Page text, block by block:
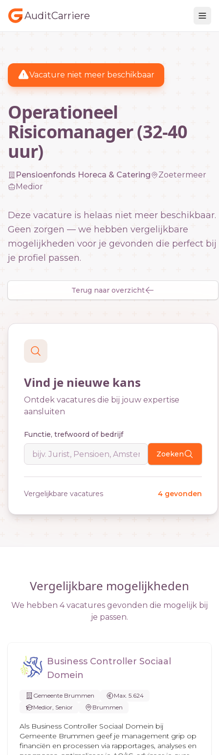
AuditCarriere
Vacature niet meer beschikbaar
Operationeel
Risicomanager (32-40
uur)
Pensioenfonds Horeca & Catering
Zoetermeer
Medior
Deze vacature is helaas niet meer beschikbaar.
Geen zorgen — we hebben vergelijkbare
mogelijkheden voor je gevonden die perfect bij
je profiel passen.
Terug naar overzicht
Vind je nieuwe kans
Ontdek vacatures die bij jouw expertise
aansluiten
Functie, trefwoord of bedrijf
Zoeken
Vergelijkbare vacatures 4 gevonden
Vergelijkbare mogelijkheden
We hebben 4 vacatures gevonden die mogelijk bij
je passen.
Business Controller Sociaal
Domein
Gemeente Brummen
Max. 5.624
Medior, Senior
Brummen
Als Business Controller Sociaal Domein bij
Gemeente Brummen geef je management grip op
financiën en processen via rapportages, analyses en